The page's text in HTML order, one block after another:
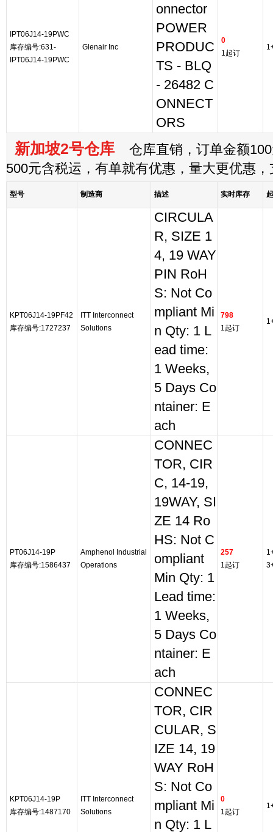
IPT06J14-19PWC
库存编号:631-
IPT06J14-19PWC
Glenair Inc
onnector
POWER
PRODUC
TS - BLQ
- 26482 C
ONNECT
ORS
0
1起订
新加坡2号仓库 仓库直销，订单金额
500元含税运，有单就有优惠，量大更优惠
型号 制造商 描述 实时库存
KPT06J14-19PF42
库存编号:1727237
ITT Interconnect
Solutions
CIRCULA
R, SIZE 1
4, 19 WAY
PIN RoH
S: Not Co
mpliant Mi
n Qty: 1 L
ead time:
1 Weeks,
5 Days Co
ntainer: E
ach
798
1起订
PT06J14-19P
库存编号:1586437
Amphenol Industrial
Operations
CONNEC
TOR, CIR
C, 14-19,
19WAY, SI
ZE 14 Ro
HS: Not C
ompliant
Min Qty: 1
Lead time:
1 Weeks,
5 Days Co
ntainer: E
ach
257
1起订
KPT06J14-19P
库存编号:1487170
ITT Interconnect
Solutions
CONNEC
TOR, CIR
CULAR, S
IZE 14, 19
WAY RoH
S: Not Co
mpliant Mi
n Qty: 1 L
0
1起订